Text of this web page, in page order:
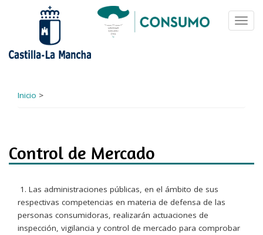
Inicio >
Control de Mercado
1. Las administraciones públicas, en el ámbito de sus
respectivas competencias en materia de defensa de las
personas consumidoras, realizarán actuaciones de
inspección, vigilancia y control de mercado para comprobar